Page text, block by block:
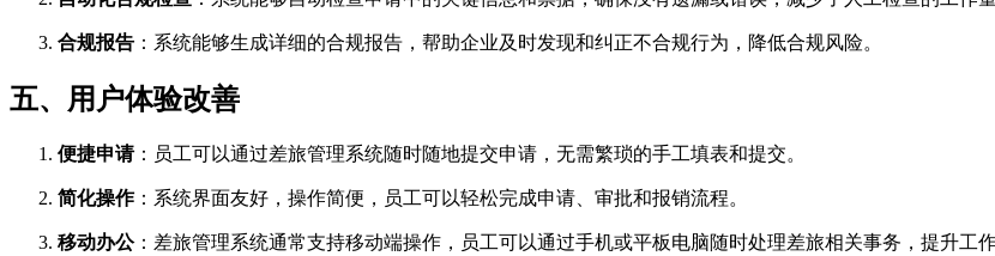
合规报告 ：系统能够生成详细的合规报告，帮助企业及时发现和纠正不合规行为，降低合规风险。
五、用户体验改善
便捷申请：员工可以通过差旅管理系统随时随地提交申请，无需繁琐的手工填表和提交。
简化操作：系统界面友好，操作简便，员工可以轻松完成申请、审批和报销流程。
移动办公：差旅管理系统通常支持移动端操作，员工可以通过手机或平板电脑随时处理差旅相关事务，提升工